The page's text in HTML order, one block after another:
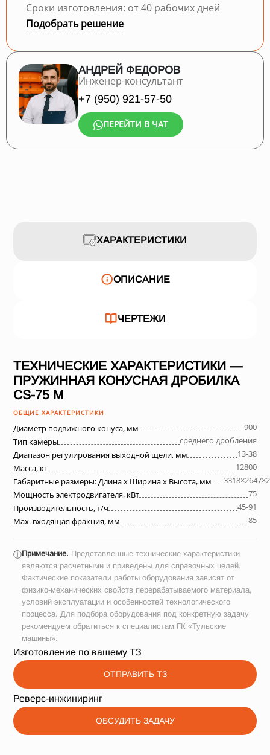
Сроки изготовления: от 40 рабочих дней
Подобрать решение
АНДРЕЙ ФЕДОРОВ
Инженер-консультант
+7 (950) 921-57-50
ПЕРЕЙТИ В ЧАТ
ХАРАКТЕРИСТИКИ
ОПИСАНИЕ
ЧЕРТЕЖИ
ТЕХНИЧЕСКИЕ ХАРАКТЕРИСТИКИ —
ПРУЖИННАЯ КОНУСНАЯ ДРОБИЛКА
СS-75 M
ОБЩИЕ ХАРАКТЕРИСТИКИ
Диаметр подвижного конуса, мм
900
Тип камеры
среднего дробления
Диапазон регулирования выходной щели, мм
13-38
Масса, кг
12800
Габаритные размеры: Длина х Ширина х Высота, мм
Мощность электродвигателя, кВт
75
Производительность, т/ч
45-91
Max. входящая фракция, мм
85
ⓘПримечание. Представленные технические характеристики
являются расчетными и приведены для справочных целей.
Фактические показатели работы оборудования зависят от
физико-механических свойств перерабатываемого материала,
условий эксплуатации и особенностей технологического
процесса. Для подбора оборудования под конкретную задачу
рекомендуем обратиться к специалистам ГК «Тульские
машины».
Изготовление по вашему ТЗ
ОТПРАВИТЬ ТЗ
Реверс-инжиниринг
ОБСУДИТЬ ЗАДАЧУ